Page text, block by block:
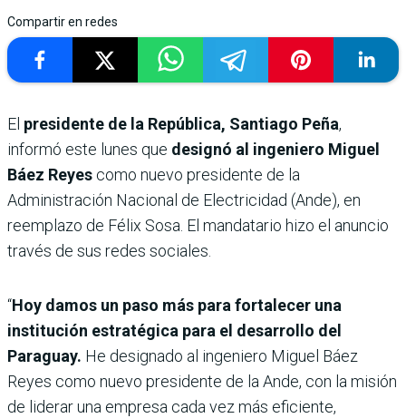
Compartir en redes
El presidente de la República, Santiago Peña,
informó este lunes que designó al ingeniero Miguel
Báez Reyes como nuevo presidente de la
Administración Nacional de Electricidad (Ande), en
reemplazo de Félix Sosa. El mandatario hizo el anuncio
través de sus redes sociales.
“Hoy damos un paso más para fortalecer una
institución estratégica para el desarrollo del
Paraguay. He designado al ingeniero Miguel Báez
Reyes como nuevo presidente de la Ande, con la misión
de liderar una empresa cada vez más eficiente,